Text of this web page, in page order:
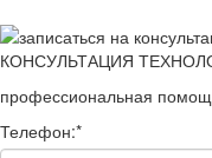
КОНСУЛЬТАЦИЯ
профессиональная
Телефон:*